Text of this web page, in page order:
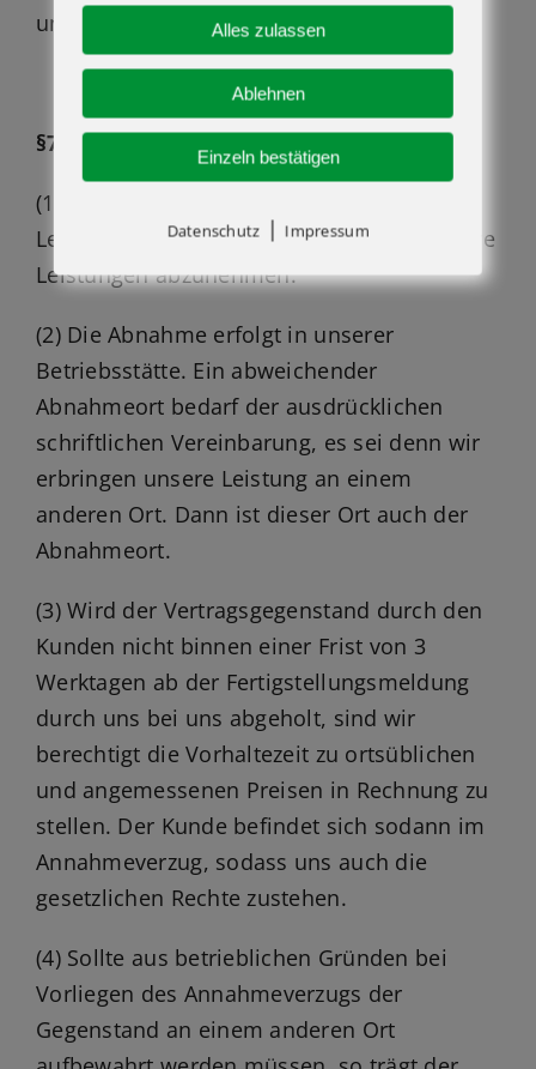
unserem Werk abzuholen
§7 Abnahme
(1) Nach Fertigstellung der beauftragten
Leistungen ist der Kunde verpflichtet unsere
Leistungen abzunehmen.
(2) Die Abnahme erfolgt in unserer
Betriebsstätte. Ein abweichender
Abnahmeort bedarf der ausdrücklichen
schriftlichen Vereinbarung, es sei denn wir
erbringen unsere Leistung an einem
anderen Ort. Dann ist dieser Ort auch der
Abnahmeort.
(3) Wird der Vertragsgegenstand durch den
Kunden nicht binnen einer Frist von 3
Werktagen ab der Fertigstellungsmeldung
durch uns bei uns abgeholt, sind wir
berechtigt die Vorhaltezeit zu ortsüblichen
und angemessenen Preisen in Rechnung zu
stellen. Der Kunde befindet sich sodann im
Annahmeverzug, sodass uns auch die
gesetzlichen Rechte zustehen.
(4) Sollte aus betrieblichen Gründen bei
Vorliegen des Annahmeverzugs der
Gegenstand an einem anderen Ort
Alles zulassen
Ablehnen
Einzeln bestätigen
Datenschutz |Impressum